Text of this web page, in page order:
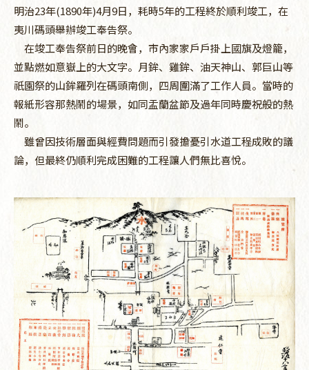
明治23年(1890年)4月9日，耗時5年的工程終於順利竣工，在
夷川碼頭舉辦竣工奉告祭。
在竣工奉告祭前日的晚會，市內家家戶戶掛上國旗及燈籠，
並點燃如意嶽上的大文字。月鉾、雞鉾、油天神山、郭巨山等
祇園祭的山鉾羅列在碼頭南側，四周圍滿了工作人員。當時的
報紙形容那熱鬧的場景，如同盂蘭盆節及過年同時慶祝般的熱
鬧。
雖曾因技術層面與經費問題而引發擔憂引水道工程成敗的議
論，但最終仍順利完成困難的工程讓人們無比喜悅。